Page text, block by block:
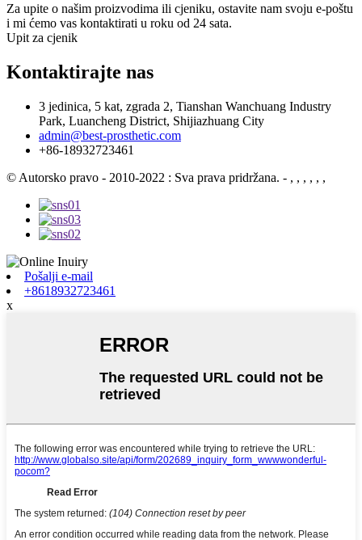
Za upite o našim proizvodima ili cjeniku, ostavite nam svoju e-poštu
i mi ćemo vas kontaktirati u roku od 24 sata.
Upit za cjenik
Kontaktirajte nas
3 jedinica, 5 kat, zgrada 2, Tianshan Wanchuang Industry
Park, Luancheng District, Shijiazhuang City
admin@best-prosthetic.com
+86-18932723461
© Autorsko pravo - 2010-2022 : Sva prava pridržana. - , , , , , ,
Pošalji e-mail
+8618932723461
x